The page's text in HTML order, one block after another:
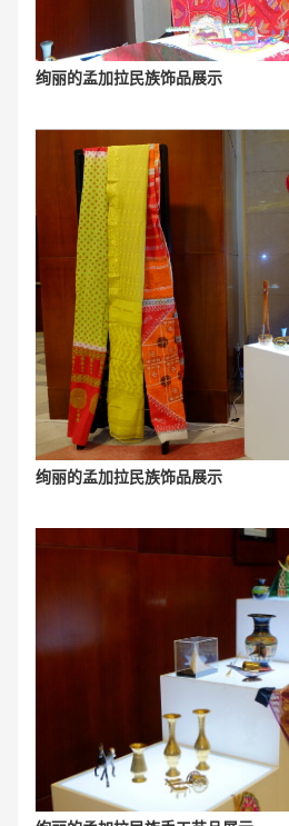
绚丽的孟加拉民族饰品展示
绚丽的孟加拉民族饰品展示